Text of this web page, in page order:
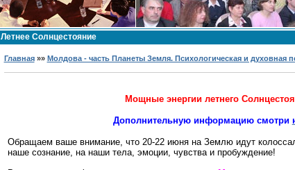
Летнее Солнцестояние
Главная»» Молдова - часть Планеты Земля. Психологическая и духовная
Мощные энергии летнего
Дополнительную информацию смотри
Обращаем ваше внимание, что 20-22 июня на Землю идут
наше сознание, на наши тела, эмоции, чувства и пробуждение!